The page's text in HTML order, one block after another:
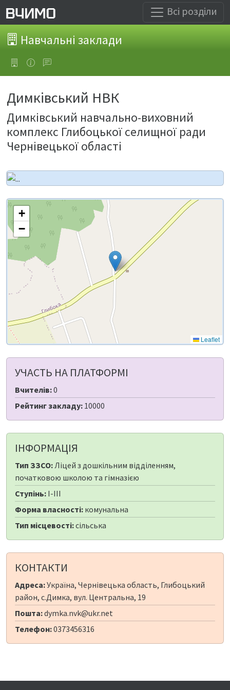
Всі розділи
Навчальні заклади
Димківський НВК
Димківський навчально-виховний
комплекс Глибоцької селищної ради
Чернівецької області
+
−
Leaflet
УЧАСТЬ НА ПЛАТФОРМІ
Вчителів:0
Рейтинг закладу: 10000
ІНФОРМАЦІЯ
Тип ЗЗСО:Ліцей з дошкільним відділенням,
початковою школою та гімназією
Ступінь: I-III
Форма власності: комунальна
Тип місцевості:сільська
КОНТАКТИ
Адреса:Україна, Чернівецька область, Глибоцький
район, с.Димка, вул. Центральна, 19
Пошта:dymka.nvk@ukr.net
Телефон:0373456316